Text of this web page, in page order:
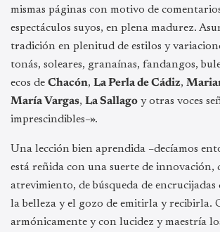
mismas páginas con motivo de
espectáculos suyos, en plena madurez.
tradición en plenitud de estilos y
tonás, soleares, granaínas, fandangos,
ecos de Chacón, La Perla de Cádiz,
María Vargas, La Sallago y otras voces
imprescindibles–».
Una lección bien aprendida –decíamos
está reñida con una suerte de innovación,
atrevimiento, de búsqueda de
la belleza y el gozo de emitirla y recibirla.
armónicamente y con lucidez y maestría